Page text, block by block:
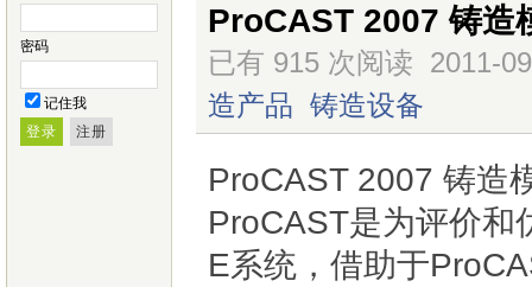
密码
记住我
ProCAST 2007 铸造
已有 915 次阅读 2011-
造产品 铸造设备
ProCAST 2007 铸造
ProCAST是为评价和
E系统，借助于